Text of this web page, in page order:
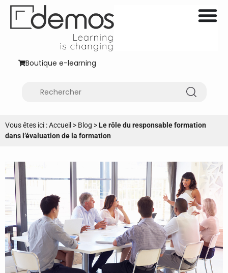
Boutique e-learning
Vous êtes ici :Accueil > Blog >Le rôle du responsable formation
dans l’évaluation de la formation